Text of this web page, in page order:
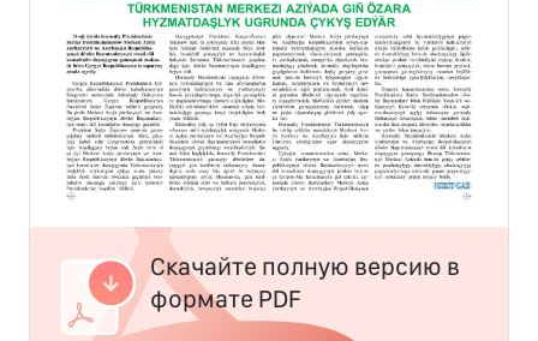
Скачайте полную версию в
формате PDF